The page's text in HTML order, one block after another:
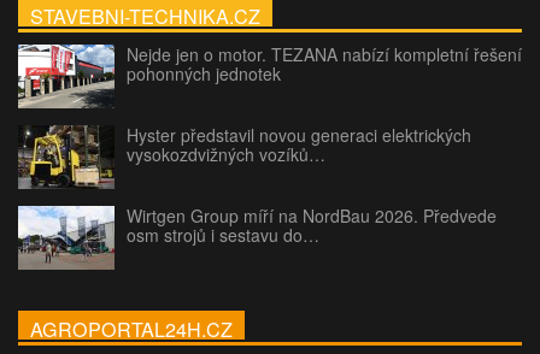
STAVEBNI-TECHNIKA.CZ
Nejde jen o motor. TEZANA nabízí kompletní řešení
pohonných jednotek
Hyster představil novou generaci elektrických
vysokozdvižných vozíků…
Wirtgen Group míří na NordBau 2026. Předvede
osm strojů i sestavu do…
AGROPORTAL24H.CZ